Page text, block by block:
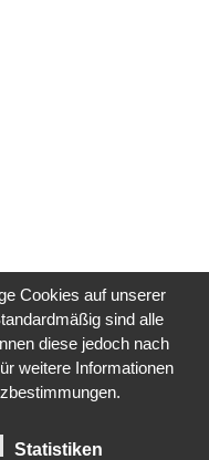
Cookies auf unserer
sind alle
diese jedoch nach
weitere Informationen
Statistiken